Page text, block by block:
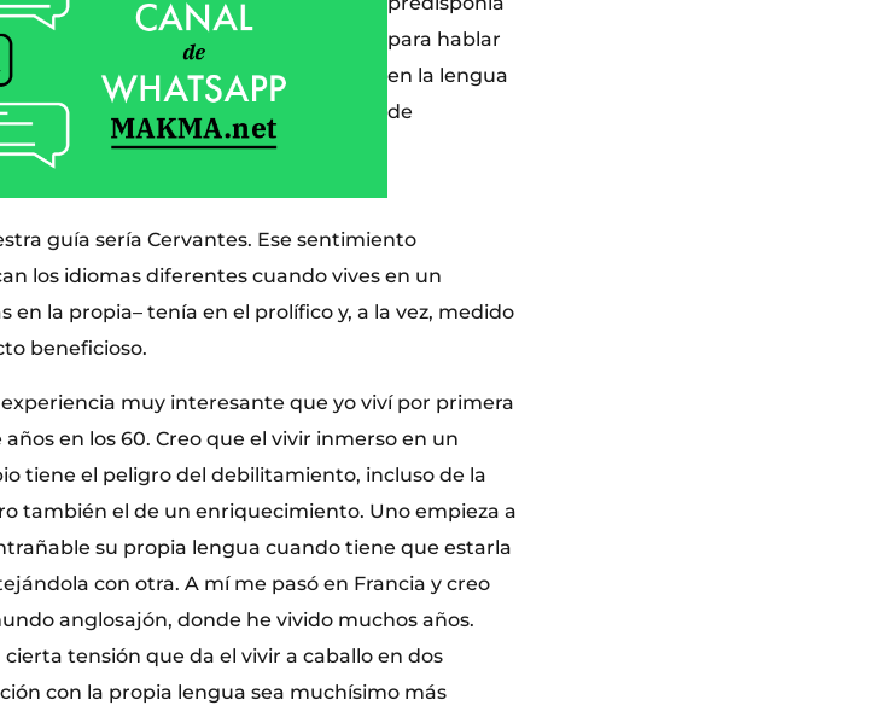
para hablar
en la lengua
de
guía sería Cervantes. Ese sentimiento
los idiomas diferentes cuando vives en un
la propia– tenía en el prolífico y, a la vez, medido
beneficioso.
experiencia muy interesante que yo viví por primera
en los 60. Creo que el vivir inmerso en un
tiene el peligro del debilitamiento, incluso de la
también el de un enriquecimiento. Uno empieza a
su propia lengua cuando tiene que estarla
con otra. A mí me pasó en Francia y creo
anglosajón, donde he vivido muchos años.
tensión que da el vivir a caballo en dos
con la propia lengua sea muchísimo más